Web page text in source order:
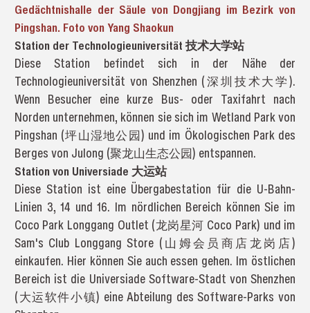
Gedächtnishalle der Säule von Dongjiang im Bezirk von
Pingshan. Foto von Yang Shaokun
Station der Technologieuniversität 技术大学站
Diese Station befindet sich in der Nähe der
Technologieuniversität von Shenzhen (深圳技术大学).
Wenn Besucher eine kurze Bus- oder Taxifahrt nach
Norden unternehmen, können sie sich im Wetland Park von
Pingshan (坪山湿地公园) und im Ökologischen Park des
Berges von Julong (聚龙山生态公园) entspannen.
Station von Universiade 大运站
Diese Station ist eine Übergabestation für die U-Bahn-
Linien 3, 14 und 16. Im nördlichen Bereich können Sie im
Coco Park Longgang Outlet (龙岗星河 Coco Park) und im
Sam's Club Longgang Store (山姆会员商店龙岗店)
einkaufen. Hier können Sie auch essen gehen. Im östlichen
Bereich ist die Universiade Software-Stadt von Shenzhen
(大运软件小镇) eine Abteilung des Software-Parks von